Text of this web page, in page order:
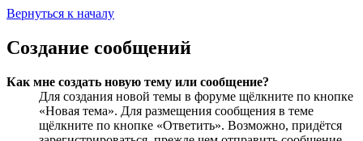
Вернуться к началу
Создание сообщений
Как мне создать новую тему или сообщение?
Для создания новой темы в форуме щёлкните по кнопке
«Новая тема». Для размещения сообщения в теме
щёлкните по кнопке «Ответить». Возможно, придётся